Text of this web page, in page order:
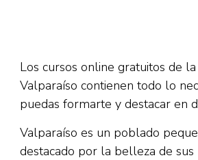
Los cursos online gratuitos de
Valparaíso contienen todo lo
puedas formarte y destacar en
Valparaíso es un poblado
destacado por la belleza de sus